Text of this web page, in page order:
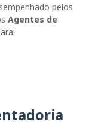
pelos
Agentes de